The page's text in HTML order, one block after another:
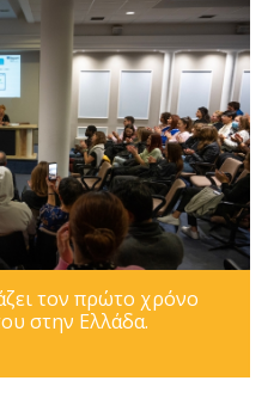
τον πρώτο χρόνο
στην Ελλάδα.